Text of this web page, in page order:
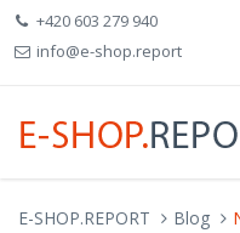
+420 603 279 940
info@e-shop.report
E-SHOP.REPORT Blog